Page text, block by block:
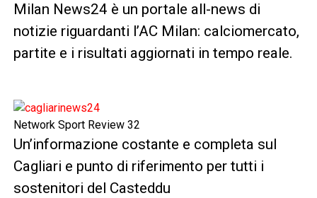
Milan News24 è un portale all-news di
notizie riguardanti l’AC Milan: calciomercato,
partite e i risultati aggiornati in tempo reale.
Network Sport Review 32
Un’informazione costante e completa sul
Cagliari e punto di riferimento per tutti i
sostenitori del Casteddu